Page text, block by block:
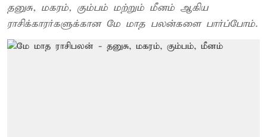
தனுசு, மகரம், கும்பம் மற்றும் மீனம் ஆகிய
ராசிக்காரர்களுக்கான மே மாத பலன்களை பார்ப்போம்.